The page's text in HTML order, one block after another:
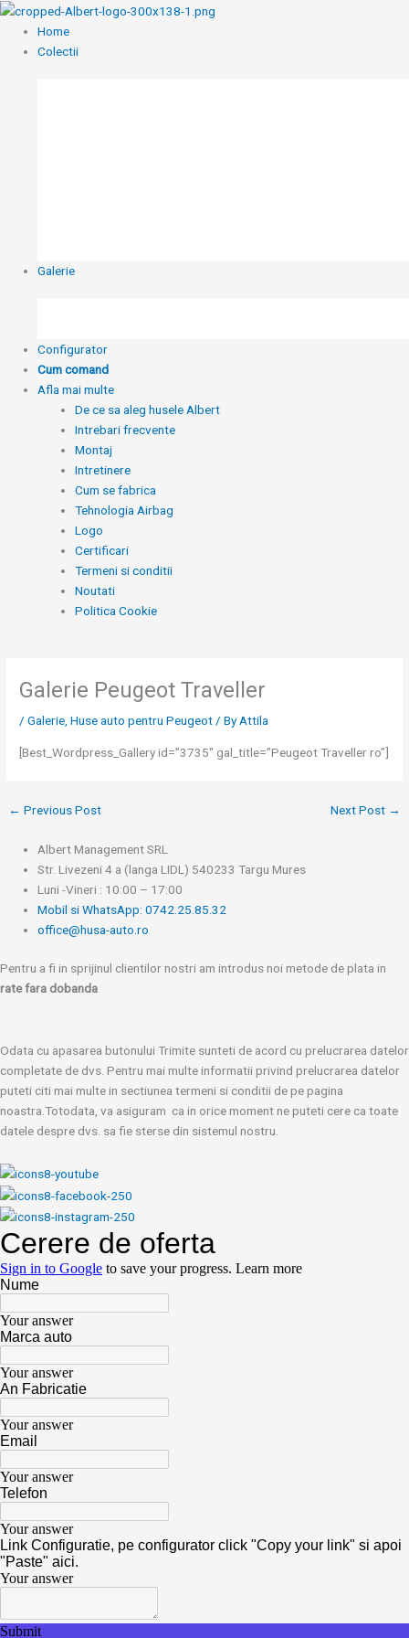
Skip
content
Home
Colectii
Galerie
Configurator
Cum comand
Afla mai multe
De ce sa aleg husele Albert
Intrebari frecvente
Montaj
Intretinere
Cum se fabrica
Tehnologia Airbag
Logo
Certificari
Termeni si conditii
Noutati
Politica Cookie
Galerie Peugeot Traveller
/Galerie ,Huse auto pentru Peugeot / ByAttila
[Best_Wordpress_Gallery id=”3735″ gal_title=”Peugeot Traveller ro”]
← Previous Post Next Post →
Albert Management SRL
Str. Livezeni 4 a (langa LIDL) 540233 Targu Mures
Luni -Vineri : 10:00 – 17:00
Mobil si WhatsApp: 0742.25.85.32
office@husa-auto.ro
Pentru a fi in sprijinul clientilor nostri am introdus noi metode de plata in
rate fara dobanda
Odata cu apasarea butonului Trimite sunteti de acord cu prelucrarea datelor
completate de dvs. Pentru mai multe informatii privind prelucrarea datelor
puteti citi mai multe in sectiunea termeni si conditii de pe pagina
noastra.Totodata, va asiguram ca in orice moment ne puteti cere ca toate
datele despre dvs. sa fie sterse din sistemul nostru.